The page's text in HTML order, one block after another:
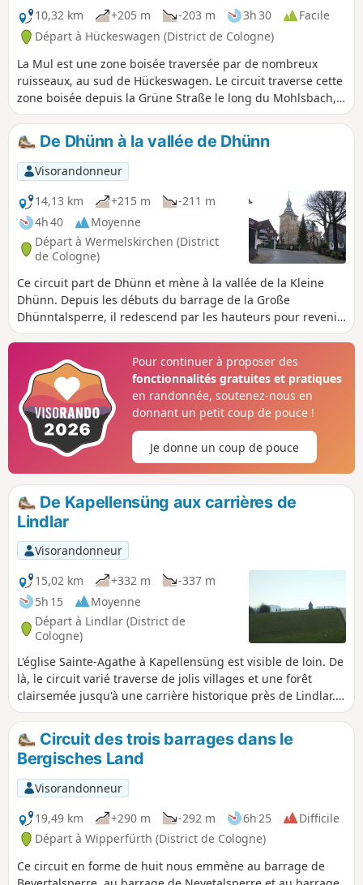
10,32 km
+205 m -203 m 3h 30
Facile
Départ à Hückeswagen (District de Cologne)
La Mul est une zone boisée traversée par de nombreux
ruisseaux, au sud de Hückeswagen. Le circuit traverse cette
zone boisée depuis la Grüne Straße le long du Mohlsbach,
jusqu'au Purder Bach, en passant par Oberburghof,
Niederburghof, Purg et, de l'autre côté du Purder Bach,
retour à Großkatern, le long du Mühlenbach, via Röttgen
pour revenir au point de départ.
De Dhünn à la vallée de Dhünn
Visorandonneur
14,13 km
+215 m
-211 m
4h 40
Moyenne
Départ à Wermelskirchen (District
de Cologne)
Ce circuit part de Dhünn et mène à la vallée de la Kleine
Dhünn. Depuis les débuts du barrage de la Große
Dhünntalsperre, il redescend par les hauteurs pour revenir
à Dhünn.
Pour continuer à proposer des
fonctionnalités gratuites et pratiques
en randonnée, soutenez-nous en
donnant un petit coup de pouce !
Je donne un coup de pouce
De Kapellensüng aux carrières de
Lindlar
Visorandonneur
15,02 km
+332 m
-337 m
5h 15
Moyenne
Départ à Lindlar (District de
Cologne)
L'église Sainte-Agathe à Kapellensüng est visible de loin. De
là, le circuit varié traverse de jolis villages et une forêt
clairsemée jusqu'à une carrière historique près de Lindlar.
Sur le chemin du retour, dans les prairies avant Hartegasse,
un « effet spécial » nous attend : la tour Sainte-Agathe
semble s'élever au-dessus de la prairie.
Circuit des trois barrages dans le
Bergisches Land
Visorandonneur
19,49 km
+290 m -292 m 6h 25
Difficile
Départ à Wipperfürth (District de Cologne)
Ce circuit en forme de huit nous emmène au barrage de